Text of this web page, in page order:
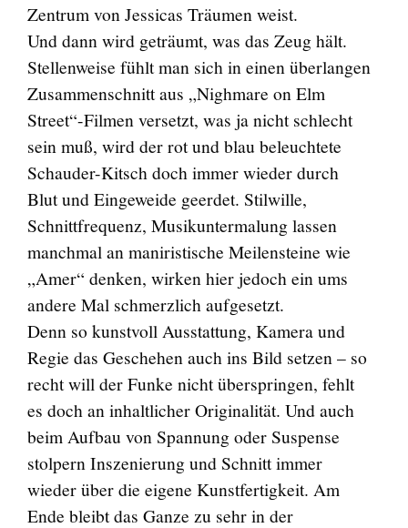
Zentrum von Jessicas Träumen weist.
Und dann wird geträumt, was das Zeug hält.
Stellenweise fühlt man sich in einen überlangen
Zusammenschnitt aus „Nighmare on Elm
Street“-Filmen versetzt, was ja nicht schlecht
sein muß, wird der rot und blau beleuchtete
Schauder-Kitsch doch immer wieder durch
Blut und Eingeweide geerdet. Stilwille,
Schnittfrequenz, Musikuntermalung lassen
manchmal an maniristische Meilensteine wie
„Amer“ denken, wirken hier jedoch ein ums
andere Mal schmerzlich aufgesetzt.
Denn so kunstvoll Ausstattung, Kamera und
Regie das Geschehen auch ins Bild setzen – so
recht will der Funke nicht überspringen, fehlt
es doch an inhaltlicher Originalität. Und auch
beim Aufbau von Spannung oder Suspense
stolpern Inszenierung und Schnitt immer
wieder über die eigene Kunstfertigkeit. Am
Ende bleibt das Ganze zu sehr in der